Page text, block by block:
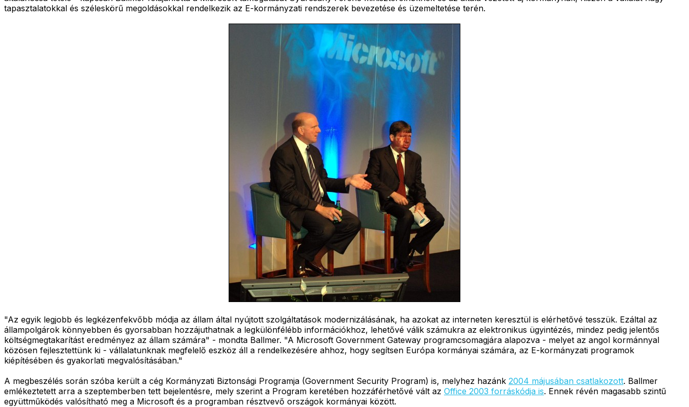
tapasztalatokkal és széleskörű megoldásokkal rendelkezik az E-kormányzati rendszerek bevezetése és üzemeltetése terén.
"Az egyik legjobb és legkézenfekvőbb módja az állam által nyújtott szolgáltatások modernizálásának, ha azokat az interneten keresztül is elérhetővé tesszük. Ezáltal az
állampolgárok könnyebben és gyorsabban hozzájuthatnak a legkülönfélébb információkhoz, lehetővé válik számukra az elektronikus ügyintézés, mindez pedig jelentős
költségmegtakarítást eredményez az állam számára" - mondta Ballmer. "A Microsoft Government Gateway programcsomagjára alapozva - melyet az angol kormánnyal
közösen fejlesztettünk ki - vállalatunknak megfelelő eszköz áll a rendelkezésére ahhoz, hogy segítsen Európa kormányai számára, az E-kormányzati programok
kiépítésében és gyakorlati megvalósításában."
A megbeszélés során szóba került a cég Kormányzati Biztonsági Programja (Government Security Program) is, melyhez hazánk 2004 májusában csatlakozott. Ballmer
emlékeztetett arra a szeptemberben tett bejelentésre, mely szerint a Program keretében hozzáférhetővé vált az Office 2003 forráskódja is. Ennek révén magasabb szintű
együttműködés valósítható meg a Microsoft és a programban résztvevő országok kormányai között.